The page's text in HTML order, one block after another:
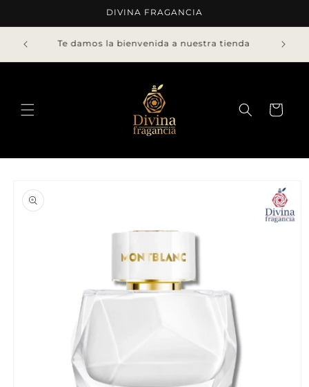
al contenido
DIVINA FRAGANCIA
Envíos gratis a compras mayores a ¢75.000 o 5
decants
Carrito
a la
información